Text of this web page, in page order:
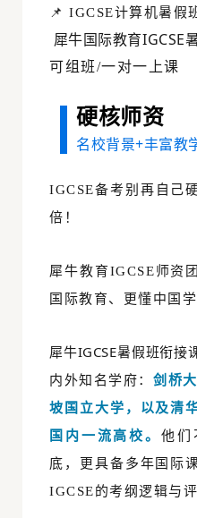
📌 IGCSE计算机暑假
犀牛国际教育IGCSE
可组班/一对一上课
硬核师资
名校背景+丰富教
IGCSE备考别再自己
倍！
犀牛教育IGCSE师资
国际教育、更懂中国学
犀牛IGCSE暑假班衔接
内外知名学府：剑桥
坡国立大学，以及清
国内一流高校。他们
底，更具备多年国际
IGCSE的考纲逻辑与评